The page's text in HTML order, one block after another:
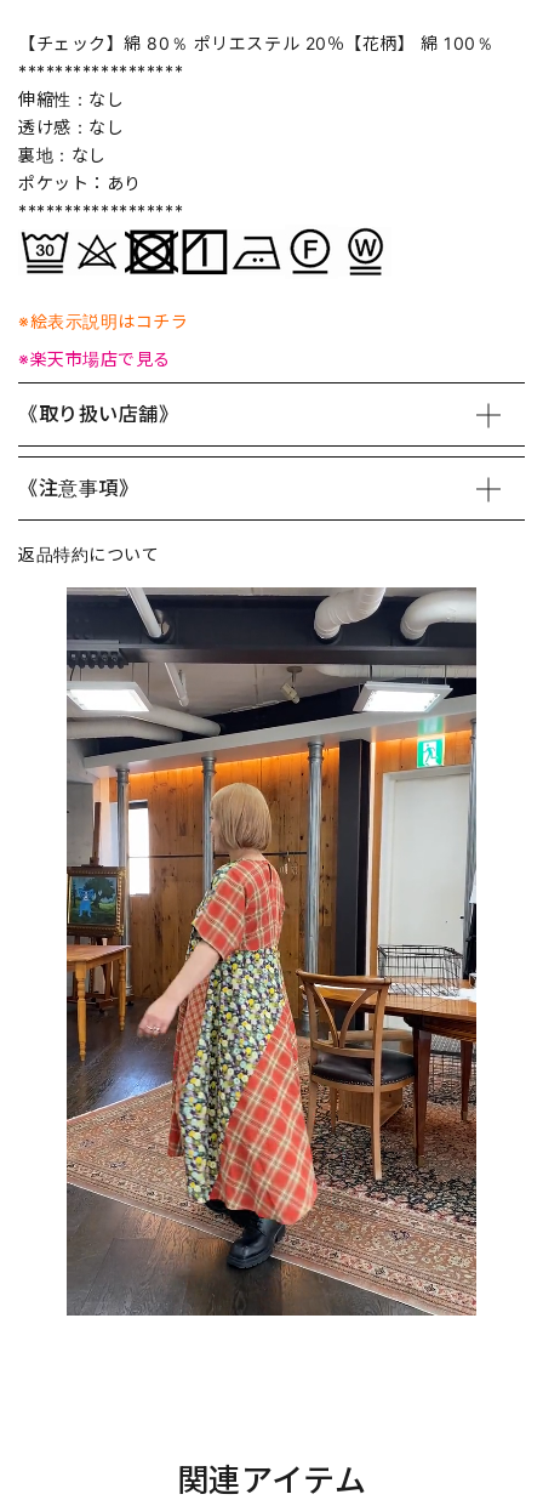
【チェック】綿 80％ ポリエステル 20％【花柄】 綿 100％
******************
伸縮性：なし
透け感：なし
裏地：なし
ポケット：あり
******************
※絵表示説明はコチラ
※楽天市場店で見る
《取り扱い店舗》
《注意事項》
返品特約について
関連アイテム